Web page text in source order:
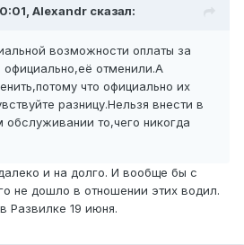
Alexandr сказал:
возможности оплаты за
отменили.А
что официально их
разницу.Нельзя внести в
обслуживании то,чего никогда
и на долго. И вообще бы с
не дошло в отношении этих водил.
Развилке 19 июня.